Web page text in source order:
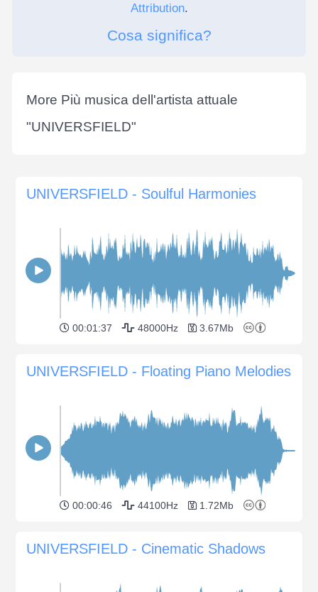
Attribution.
Cosa significa?
More Più musica dell'artista attuale
"UNIVERSFIELD"
UNIVERSFIELD - Soulful Harmonies
00:01:37 48000Hz 3.67Mb
UNIVERSFIELD - Floating Piano Melodies
00:00:46 44100Hz 1.72Mb
UNIVERSFIELD - Cinematic Shadows